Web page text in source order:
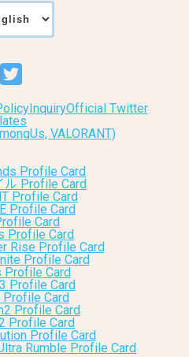
InquiryOfficial Twitter
VALORANT)
Profile Card
ル Profile Card
Profile Card
Profile Card
Card
Profile Card
Rise Profile Card
Profile Card
Profile Card
Profile Card
Profile Card
Profile Card
Profile Card
Profile Card
Rumble Profile Card